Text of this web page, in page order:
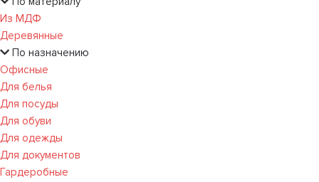
Из МДФ
Деревянные
По назначению
Офисные
Для белья
Для посуды
Для обуви
Для одежды
Для документов
Гардеробные